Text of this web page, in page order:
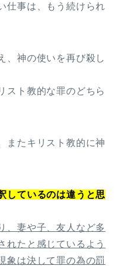
仕事は、もう続けられ
、神の使いを再び殺し
スト教的な罪のどちら
またキリスト教的に神
しているのは違うと思
、妻や子、友人など多
れたと感じているよう
象は決して罪の為の罰